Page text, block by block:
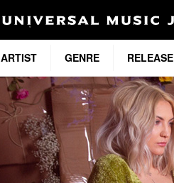
ARTIST GENRE RELEASE